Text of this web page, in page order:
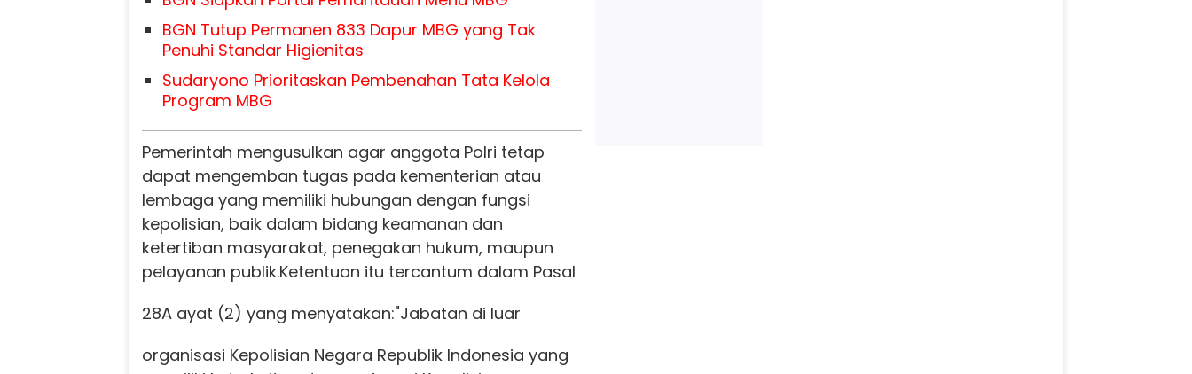
BGN Tutup Permanen 833 Dapur MBG yang Tak
Penuhi Standar Higienitas
Sudaryono Prioritaskan Pembenahan Tata Kelola
Program MBG
Pemerintah mengusulkan agar anggota Polri tetap
dapat mengemban tugas pada kementerian atau
lembaga yang memiliki hubungan dengan fungsi
kepolisian, baik dalam bidang keamanan dan
ketertiban masyarakat, penegakan hukum, maupun
pelayanan publik.Ketentuan itu tercantum dalam Pasal
28A ayat (2) yang menyatakan:"Jabatan di luar
organisasi Kepolisian Negara Republik Indonesia yang